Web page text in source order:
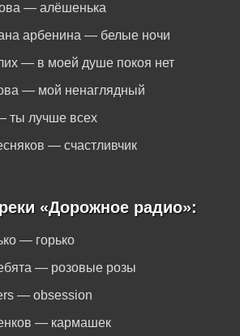
— алёшенька
арбенина — белые ночи
— в моей душе покоя нет
— мой ненаглядный
ты лучше всех
— счастливчик
«Дорожное радио»:
— горько
— розовые розы
— obsession
— кармашек